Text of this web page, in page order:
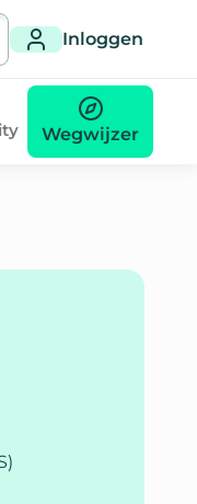
Inloggen
Wegwijzer